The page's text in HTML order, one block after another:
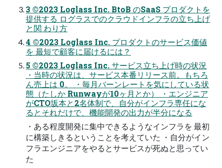
3 ©2023 Loglass Inc. BtoB のSaaS プロダクトを
提供する ログラスでのクラウドインフラの立ち上げ
と関 わり方
4 ©2023 Loglass Inc. プロダクトのサービス価値
を 最短で顧客に届けるには？
5 ©2023 Loglass Inc. サービス立ち上げ時の状況
・当時の状況は、サービス本番リリース前。もちろ
ん売上は 0。 ・毎月バーンレートを気にしている状
態（たしか Runwayが10ヶ月とか） ・エンジニア
がCTO坂本と2名体制で、自分がインフラ専任にな
るとそれだけで、機能開発の出力が半分になる
・ある程度開発に集中できるようなインフラを 最初
に構築しきるということを考えていた ・自分がイン
フラエンジニアをやるとサービスが死ぬと思ってい
た